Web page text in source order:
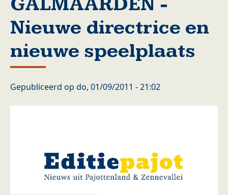
Nieuwe directrice en
nieuwe speelplaats
Gepubliceerd op do, 01/09/2011 - 21:02